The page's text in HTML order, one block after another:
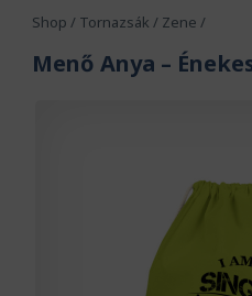
Shop / Tornazsák / Zene /
Menő Anya –